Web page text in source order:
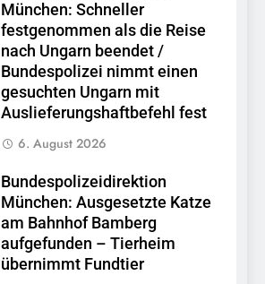
München: Schneller
festgenommen als die Reise
nach Ungarn beendet /
Bundespolizei nimmt einen
gesuchten Ungarn mit
Auslieferungshaftbefehl fest
6. August 2026
Bundespolizeidirektion
München: Ausgesetzte Katze
am Bahnhof Bamberg
aufgefunden – Tierheim
übernimmt Fundtier